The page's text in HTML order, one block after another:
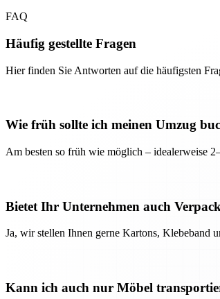
FAQ
Häufig gestellte Fragen
Hier finden Sie Antworten auf die häufigsten
Wie früh sollte ich meinen Umzug
Am besten so früh wie möglich – idealerweise
Bietet Ihr Unternehmen auch
Ja, wir stellen Ihnen gerne Kartons, Klebeband
Kann ich auch nur Möbel